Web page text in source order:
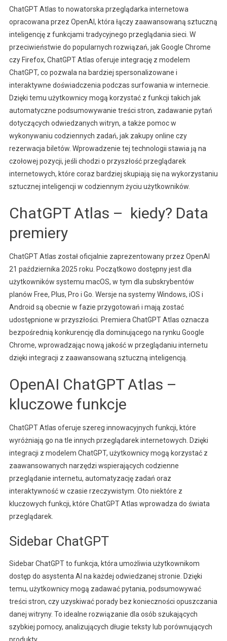
ChatGPT Atlas to nowatorska przeglądarka internetowa
opracowana przez OpenAI, która łączy zaawansowaną sztuczną
inteligencję z funkcjami tradycyjnego przeglądania sieci. W
przeciwieństwie do popularnych rozwiązań, jak Google Chrome
czy Firefox, ChatGPT Atlas oferuje integrację z modelem
ChatGPT, co pozwala na bardziej spersonalizowane i
interaktywne doświadczenia podczas surfowania w internecie.
Dzięki temu użytkownicy mogą korzystać z funkcji takich jak
automatyczne podsumowywanie treści stron, zadawanie pytań
dotyczących odwiedzanych witryn, a także pomoc w
wykonywaniu codziennych zadań, jak zakupy online czy
rezerwacja biletów. Wprowadzenie tej technologii stawia ją na
czołowej pozycji, jeśli chodzi o przyszłość przeglądarek
internetowych, które coraz bardziej skupiają się na wykorzystaniu
sztucznej inteligencji w codziennym życiu użytkowników.
ChatGPT Atlas – kiedy? Data
premiery
ChatGPT Atlas został oficjalnie zaprezentowany przez OpenAI
21 października 2025 roku. Początkowo dostępny jest dla
użytkowników systemu macOS, w tym dla subskrybentów
planów Free, Plus, Pro i Go. Wersje na systemy Windows, iOS i
Android są obecnie w fazie przygotowań i mają zostać
udostępnione w przyszłości. Premiera ChatGPT Atlas oznacza
bezpośrednią konkurencję dla dominującego na rynku Google
Chrome, wprowadzając nową jakość w przeglądaniu internetu
dzięki integracji z zaawansowaną sztuczną inteligencją.
OpenAI ChatGPT Atlas –
kluczowe funkcje
ChatGPT Atlas oferuje szereg innowacyjnych funkcji, które
wyróżniają go na tle innych przeglądarek internetowych. Dzięki
integracji z modelem ChatGPT, użytkownicy mogą korzystać z
zaawansowanych narzędzi wspierających codzienne
przeglądanie internetu, automatyzację zadań oraz
interaktywność w czasie rzeczywistym. Oto niektóre z
kluczowych funkcji, które ChatGPT Atlas wprowadza do świata
przeglądarek.
Sidebar ChatGPT
Sidebar ChatGPT to funkcja, która umożliwia użytkownikom
dostęp do asystenta AI na każdej odwiedzanej stronie. Dzięki
temu, użytkownicy mogą zadawać pytania, podsumowywać
treści stron, czy uzyskiwać porady bez konieczności opuszczania
danej witryny. To idealne rozwiązanie dla osób szukających
szybkiej pomocy, analizujących długie teksty lub porównujących